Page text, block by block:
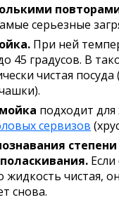
серьезные
При ней
45 градусов. В
чистая
подходит
сервизов
жидкость чистая,
снова.